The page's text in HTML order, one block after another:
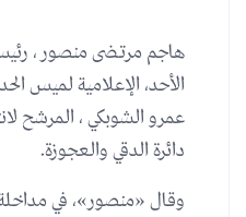
هاجم مرتضى منصور ،
الأحد، الإعلامية لميس
عمرو الشوبكي ، المرشح
دائرة الدقي والعجوزة.
وقال «منصور»، في